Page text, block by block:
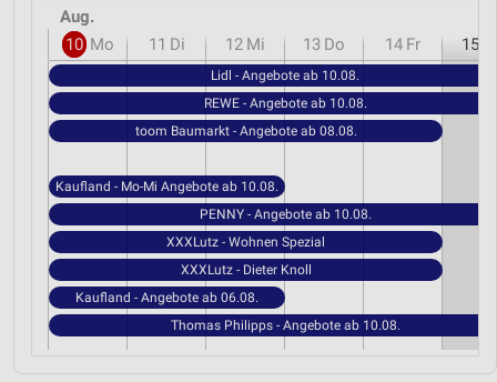
Aug.
10 Mo 11 Di 12 Mi 13 Do 14 Fr 15
Lidl - Angebote ab 10.08.
REWE - Angebote ab 10.08.
toom Baumarkt - Angebote ab 08.08.
Kaufland - Mo-Mi Angebote ab 10.08.
PENNY - Angebote ab 10.08.
XXXLutz - Wohnen Spezial
XXXLutz - Dieter Knoll
Kaufland - Angebote ab 06.08.
Thomas Philipps - Angebote ab 10.08.